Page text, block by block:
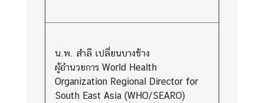
น.พ. สำลี เปลี่ยนบางช้าง
ผู้อำนวยการ World Health
Organization Regional Director for
South East Asia (WHO/SEARO)